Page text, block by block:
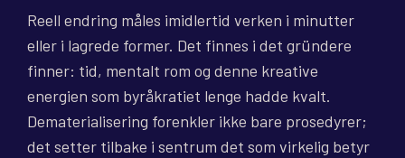
Reell endring måles imidlertid verken i minutter
eller i lagrede former. Det finnes i det gründere
finner: tid, mentalt rom og denne kreative
energien som byråkratiet lenge hadde kvalt.
Dematerialisering forenkler ikke bare prosedyrer;
det setter tilbake i sentrum det som virkelig betyr